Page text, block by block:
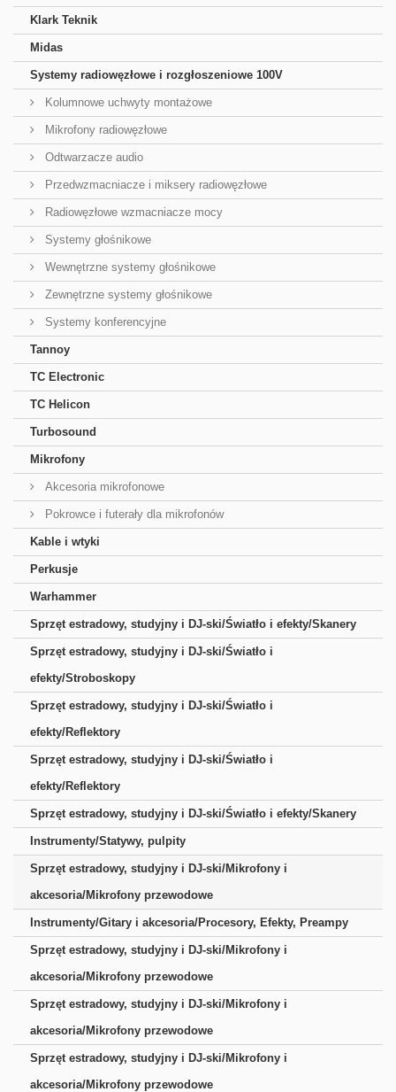
Klark Teknik
Midas
Systemy radiowęzłowe i rozgłoszeniowe 100V
Kolumnowe uchwyty montażowe
Mikrofony radiowęzłowe
Odtwarzacze audio
Przedwzmacniacze i miksery radiowęzłowe
Radiowęzłowe wzmacniacze mocy
Systemy głośnikowe
Wewnętrzne systemy głośnikowe
Zewnętrzne systemy głośnikowe
Systemy konferencyjne
Tannoy
TC Electronic
TC Helicon
Turbosound
Mikrofony
Akcesoria mikrofonowe
Pokrowce i futerały dla mikrofonów
Kable i wtyki
Perkusje
Warhammer
Sprzęt estradowy, studyjny i DJ-ski/Światło i efekty/Skanery
Sprzęt estradowy, studyjny i DJ-ski/Światło i
efekty/Stroboskopy
Sprzęt estradowy, studyjny i DJ-ski/Światło i
efekty/Reflektory
Sprzęt estradowy, studyjny i DJ-ski/Światło i
efekty/Reflektory
Sprzęt estradowy, studyjny i DJ-ski/Światło i efekty/Skanery
Instrumenty/Statywy, pulpity
Sprzęt estradowy, studyjny i DJ-ski/Mikrofony i
akcesoria/Mikrofony przewodowe
Instrumenty/Gitary i akcesoria/Procesory, Efekty, Preampy
Sprzęt estradowy, studyjny i DJ-ski/Mikrofony i
akcesoria/Mikrofony przewodowe
Sprzęt estradowy, studyjny i DJ-ski/Mikrofony i
akcesoria/Mikrofony przewodowe
Sprzęt estradowy, studyjny i DJ-ski/Mikrofony i
akcesoria/Mikrofony przewodowe